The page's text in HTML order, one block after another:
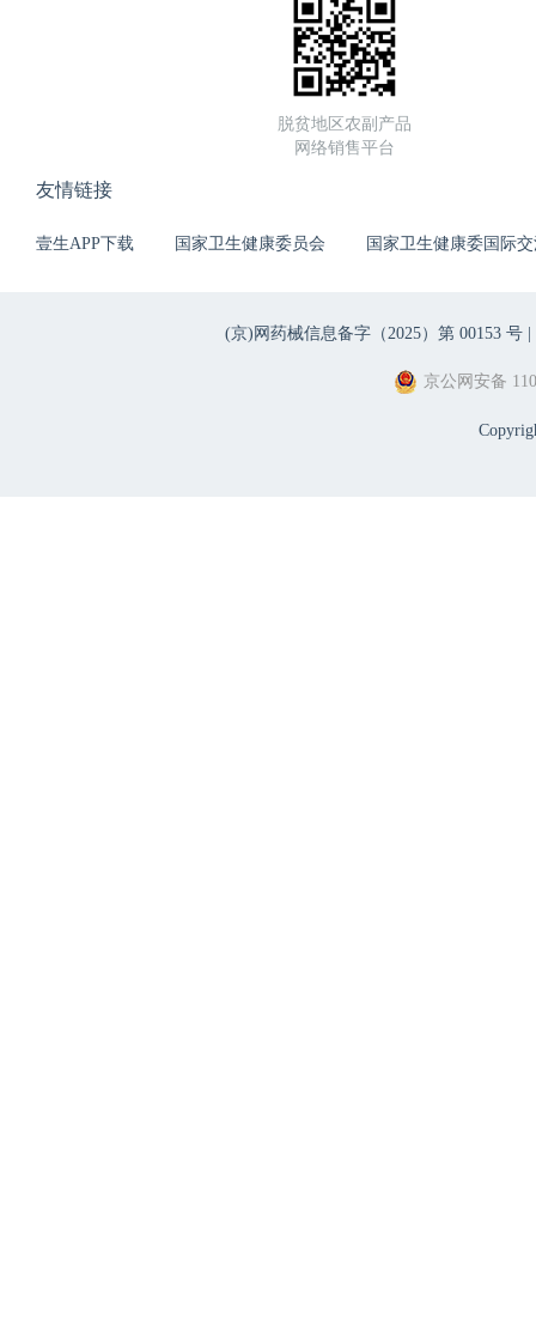
脱贫地区农副产品
网络销售平台
友情链接
壹生APP下载 国家卫生健康委员会 国家卫生健康委国际
(京)网药械信息备字（2025）第 00153 号 |
京公网安备